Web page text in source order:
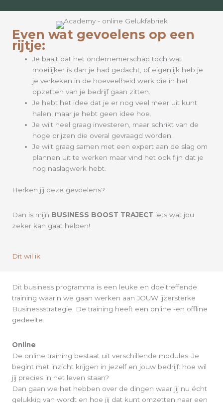
Even wat gevoelens op een
rijtje:
Je baalt dat het ondernemerschap toch wat
moeilijker is dan je had gedacht, of eigenlijk heb je
je verkeken in de hoeveelheid werk die in het
opzetten van je bedrijf gaan zitten.
Je hebt het idee dat je er nog veel meer uit kunt
halen, maar je hebt geen idee hoe.
Je wilt heel graag investeren, maar schrikt van de
hoge prijzen die overal gevraagd worden.
Je wilt graag samen met een expert aan de slag om
plannen uit te werken maar vind het ook fijn dat je
nog naslagwerk hebt.
Herken jij deze gevoelens?
Dan is mijn BUSINESS BOOST TRAJECT iets wat jou
zeker kan gaat helpen!
Dit wil ik
Dit business programma is een leuke en doeltreffende
training waarin we gaan werken aan JOUW ijzersterke
Businessstrategie. De training heeft een online -en offline
gedeelte.
Online
De online training bestaat uit verschillende modules. Je
begint met inzicht krijgen in jezelf en jouw bedrijf: hoe wil
jij precies in het leven staan?
Dan gaan we het hebben over de dingen waar jij nu écht
gelukkig van wordt en hoe jij dat kunt omzetten naar een